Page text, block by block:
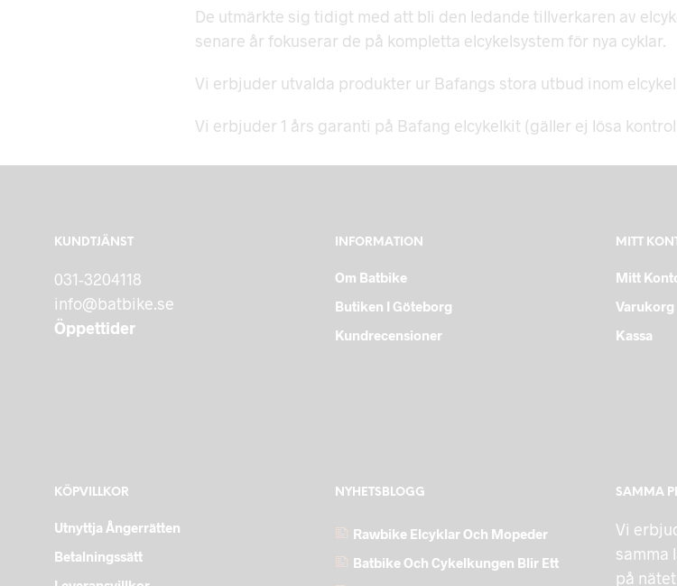
De utmärkte sig tidigt med att bli den ledande tillverkaren av
senare år fokuserar de på kompletta elcykelsystem för nya cyklar.
Vi erbjuder utvalda produkter ur Bafangs stora utbud inom
Vi erbjuder 1 års garanti på Bafang elcykelkit (gäller ej lösa
KUNDTJÄNST
031-3204118
info@batbike.se
Öppettider
INFORMATION
Om Batbike
Butiken I Göteborg
Kundrecensioner
MITT
Mitt
Varukorg
Kassa
KÖPVILLKOR
Utnyttja Ångerrätten
Betalningssätt
NYHETSBLOGG
Rawbike Elcyklar Och Mopeder
Batbike Och Cykelkungen Blir Ett
SAMMA
Vi
samma
på